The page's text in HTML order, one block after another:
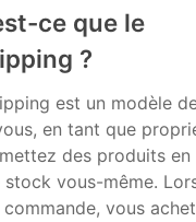
ce que le
?
est un modèle
en tant que
des produits en
stock vous-même.
commande, vous